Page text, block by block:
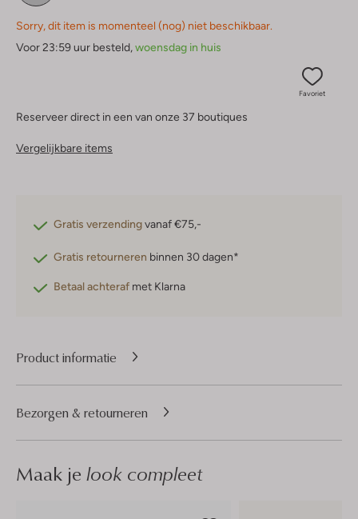
Sorry, dit item is momenteel (nog) niet beschikbaar.
Voor 23:59 uur besteld,woensdag in huis
Favoriet
Reserveer direct in een van onze 37 boutiques
Vergelijkbare items
Gratis verzendingvanaf €75,-
Gratis retourneren binnen 30 dagen*
Betaal achteraf met Klarna
Product informatie
Bezorgen & retourneren
Maak je look compleet